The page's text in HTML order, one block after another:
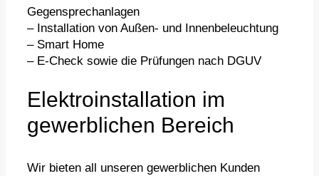
Gegensprechanlagen
– Installation von Außen- und Innenbeleuchtung
– Smart Home
– E-Check sowie die Prüfungen nach DGUV
Elektroinstallation im
gewerblichen Bereich
Wir bieten all unseren gewerblichen Kunden